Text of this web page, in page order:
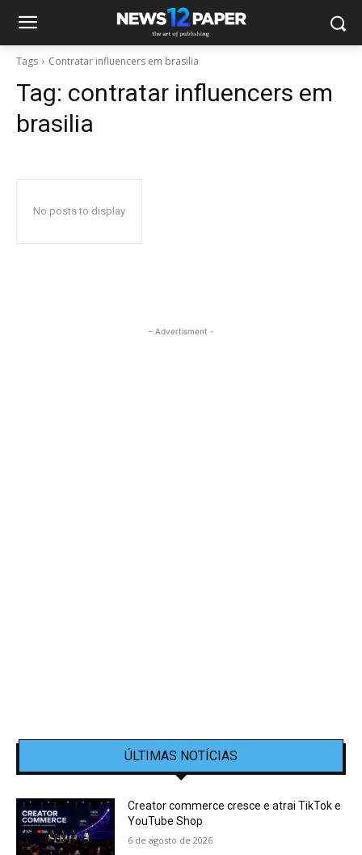
Tags Contratar influencers em brasilia
Tag: contratar influencers em
brasilia
No posts to display
- Advertisment -
ÚLTIMAS NOTÍCIAS
Creator commerce cresce e atrai TikTok e
YouTube Shop
6 de agosto de 2026